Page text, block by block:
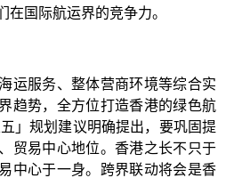
在国际航运界的竞争力。
运服务、整体营商环境等综合实
趋势，全方位打造香港的绿色航
」规划建议明确提出，要巩固提
贸易中心地位。香港之长不只于
中心于一身。跨界联动将会是香